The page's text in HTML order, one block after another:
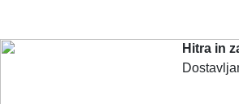
Hitra in